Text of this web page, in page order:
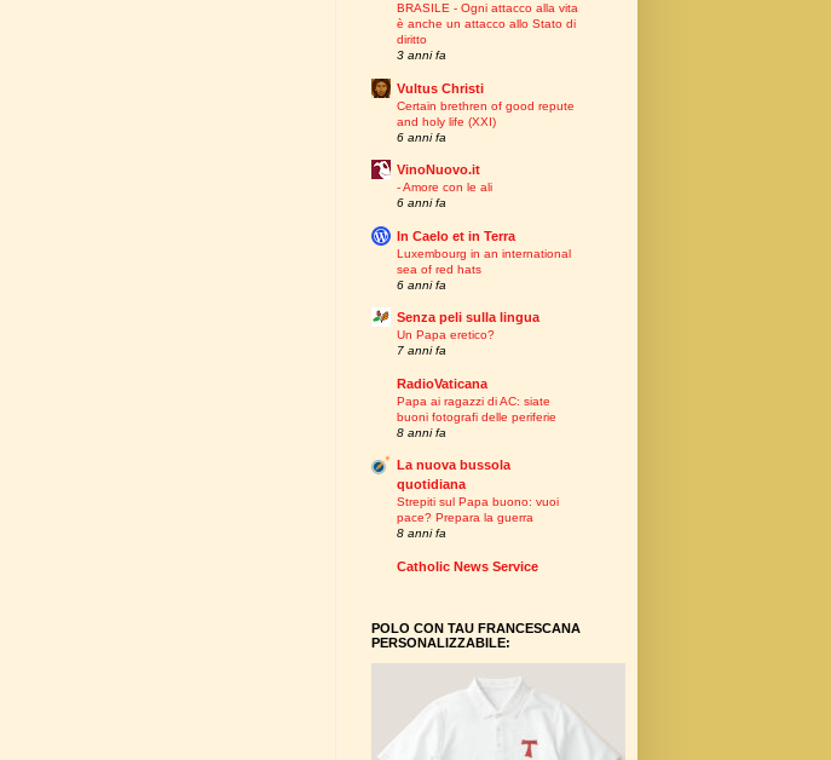
BRASILE - Ogni attacco alla vita
è anche un attacco allo Stato di
diritto
3 anni fa
Vultus Christi
Certain brethren of good repute
and holy life (XXI)
6 anni fa
VinoNuovo.it
- Amore con le ali
6 anni fa
In Caelo et in Terra
Luxembourg in an international
sea of red hats
6 anni fa
Senza peli sulla lingua
Un Papa eretico?
7 anni fa
RadioVaticana
Papa ai ragazzi di AC: siate
buoni fotografi delle periferie
8 anni fa
La nuova bussola
quotidiana
Strepiti sul Papa buono: vuoi
pace? Prepara la guerra
8 anni fa
Catholic News Service
POLO CON TAU FRANCESCANA
PERSONALIZZABILE: